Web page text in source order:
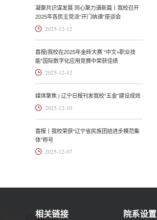
凝聚共识谋发展 同心聚力谱新篇丨我校召开
2025年各民主党派“开门纳谏”座谈会
2025-12-12
喜报|我校在2025年金砖大赛 “中文+职业技
能”国际数字化应用竞赛中荣获佳绩
2025-12-12
媒体聚焦 | 辽宁日报刊发我校“五金”建设成效
2025-12-10
喜报丨我校荣获“辽宁省民族团结进步模范集
体”称号
2025-12-07
相关链接 院系设置